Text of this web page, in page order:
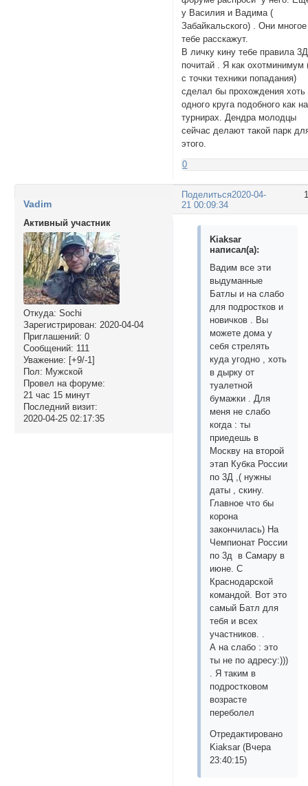
у Василия и Вадима (
Забайкальского) . Они многое
тебе расскажут.
В личку кину тебе правила 3Д
почитай . Я как охотминимум
с точки техники попадания)
сделал бы прохождения хоть
одного круга подобного как на
турнирах. Дендра молодцы
сейчас делают такой парк
этого.
0
Поделиться2020-04-
21 00:09:34
Vadim
Активный участник
Откуда: Sochi
Зарегистрирован: 2020-04-04
Приглашений: 0
Сообщений: 111
Уважение: [+9/-1]
Пол: Мужской
Провел на форуме:
21 час 15 минут
Последний визит:
2020-04-25 02:17:35
Kiaksar
написал(а):
Вадим все эти
выдуманные
Батлы и на слабо
для подростков и
новичков . Вы
можете дома у
себя стрелять
куда угодно , хоть
в дырку от
туалетной
бумажки . Для
меня не слабо
когда : ты
приедешь в
Москву на второй
этап Кубка России
по 3Д ,( нужны
даты , скину.
Главное что бы
корона
закончилась) На
Чемпионат России
по 3д в Самару в
июне. С
Краснодарской
командой. Вот это
самый Батл для
тебя и всех
участников. .
А на слабо : это
ты не по адресу:)))
. Я таким в
подростковом
возрасте
переболел
Отредактировано
Kiaksar (Вчера
23:40:15)